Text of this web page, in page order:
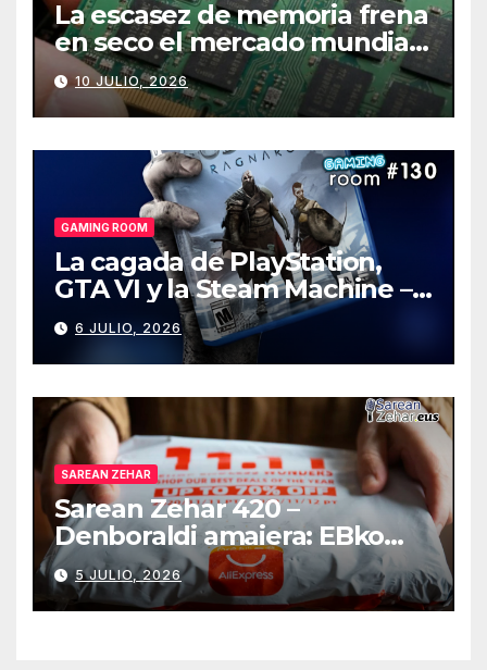
La escasez de memoria frena
en seco el mercado mundial
de PCs
10 JULIO, 2026
GAMING ROOM
La cagada de PlayStation,
GTA VI y la Steam Machine –
Gaming Room #130
6 JULIO, 2026
SAREAN ZEHAR
Sarean Zehar 420 –
Denboraldi amaiera: EBko
muga-zerga berriak
AliExpressi, AEBetako AAren
kontrola, Googleri behin
5 JULIO, 2026